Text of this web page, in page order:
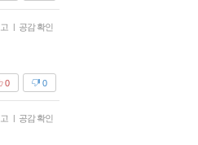
| 공감 확인
0
0
| 공감 확인